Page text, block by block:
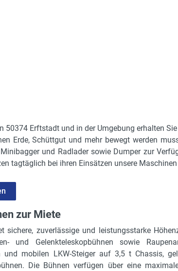
50374 Erftstadt und in der Umgebung erhalten
Erde, Schüttgut und mehr bewegt werden
und Radlader sowie Dumper zur
tagtäglich bei ihren Einsätzen unsere Maschinen
zur Miete
sichere, zuverlässige und leistungsstarke
und Gelenkteleskopbühnen sowie
und mobilen LKW-Steiger auf 3,5 t Chassis,
Die Bühnen verfügen über eine